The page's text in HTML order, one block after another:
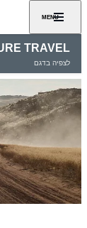
MENU
TRAVEL
לצפיה בדגם